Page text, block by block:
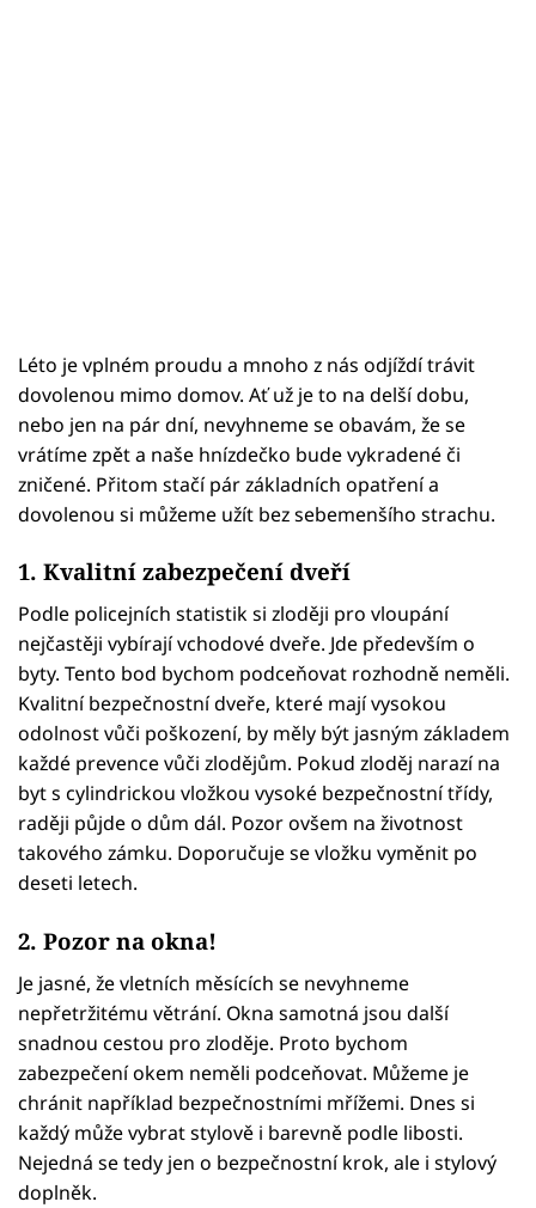
Léto je vplném proudu a mnoho z nás odjíždí trávit
dovolenou mimo domov. Ať už je to na delší dobu,
nebo jen na pár dní, nevyhneme se obavám, že se
vrátíme zpět a naše hnízdečko bude vykradené či
zničené. Přitom stačí pár základních opatření a
dovolenou si můžeme užít bez sebemenšího strachu.
1. Kvalitní zabezpečení dveří
Podle policejních statistik si zloději pro vloupání
nejčastěji vybírají vchodové dveře. Jde především o
byty. Tento bod bychom podceňovat rozhodně neměli.
Kvalitní bezpečnostní dveře, které mají vysokou
odolnost vůči poškození, by měly být jasným základem
každé prevence vůči zlodějům. Pokud zloděj narazí na
byt s cylindrickou vložkou vysoké bezpečnostní třídy,
raději půjde o dům dál. Pozor ovšem na životnost
takového zámku. Doporučuje se vložku vyměnit po
deseti letech.
2. Pozor na okna!
Je jasné, že vletních měsících se nevyhneme
nepřetržitému větrání. Okna samotná jsou další
snadnou cestou pro zloděje. Proto bychom
zabezpečení okem neměli podceňovat. Můžeme je
chránit například bezpečnostními mřížemi. Dnes si
každý může vybrat stylově i barevně podle libosti.
Nejedná se tedy jen o bezpečnostní krok, ale i stylový
doplněk.